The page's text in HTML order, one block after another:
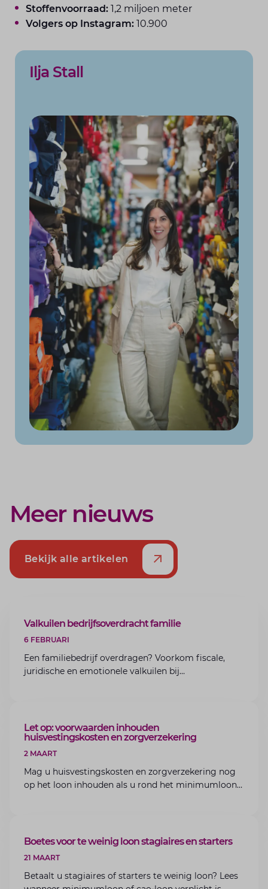
Stoffenvoorraad:1,2 miljoen meter
Volgers op Instagram: 10.900
Ilja Stall
Meer nieuws
Bekijk alle artikelen
ARTIKEL
Valkuilen bedrijfsoverdracht familie
6 FEBRUARI
Een familiebedrijf overdragen? Voorkom fiscale,
juridische en emotionele valkuilen bij
ARTIKEL
Let op: voorwaarden inhouden
huisvestingskosten en zorgverzekering
2 MAART
Mag u huisvestingskosten en zorgverzekering nog
op het loon inhouden als u rond het minimumloon
ARTIKEL
Boetes voor te weinig loon stagiaires en starters
21 MAART
Betaalt u stagiaires of starters te weinig loon? Lees